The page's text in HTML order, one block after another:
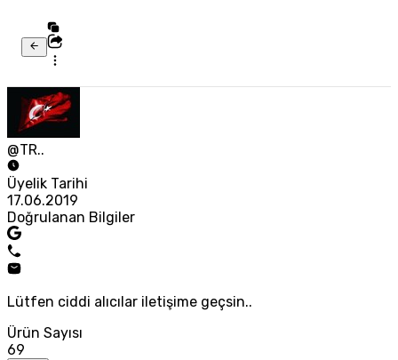
@TR..
Üyelik Tarihi
17.06.2019
Doğrulanan Bilgiler
Lütfen ciddi alıcılar iletişime geçsin..
Ürün Sayısı
69